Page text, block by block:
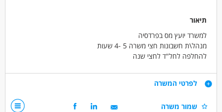
תיאור
למשרד יועץ מס בפרדסיה
מנהל\ת חשבונות חצי משרה 5 -4 שעות
להחלפה לחל"ד לחצי שנה
דרישות
לפרטי המשרה
שמור משרה